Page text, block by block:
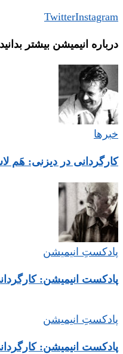
TwitterInstagram
درباره‌ انیمیشن بیشتر بدانید
خبرها
کارگردانی در دیزنی: هَم
پادکستِ انیمیشن
پادکست انیمیشن:
پادکستِ انیمیشن
پادکست انیمیشن: